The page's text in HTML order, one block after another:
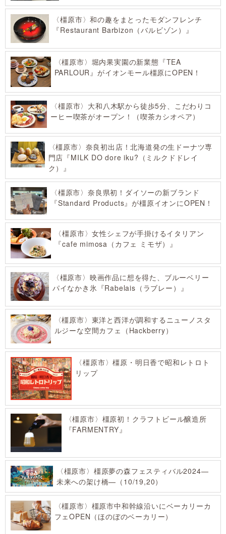
〈橿原市〉和の趣をまとったモダンフレンチ
『Restaurant Barbizon（バルビゾン）』
〈橿原市〉堀内果実園の新業態『TEA
PARLOUR』がイオンモール橿原にOPEN！
〈橿原市〉大和八木駅から徒歩5分、こだわりコ
ーヒー喫茶がオープン！（喫茶カシオペア）
〈橿原市〉奈良初出店！北海道発の生ドーナツ専
門店『MILK DO dore iku?（ミルクドドレイ
ク）』
〈橿原市〉奈良県初！ダイソーの新ブランド
『Standard Products』が橿原イオンにOPEN！
〈橿原市〉女性シェフが手掛けるイタリアン
『cafe mimosa（カフェ ミモザ）』
〈橿原市〉映画作品に想を得た、ブルーベリー
パイなかき氷『Rabelais（ラブレー）』
〈橿原市〉東洋と西洋が調和するニューノスタ
ルジーな空間カフェ（Hackberry）
〈橿原市〉橿原・明日香で昭和レトロト
リップ
〈橿原市〉橿原初！クラフトビール醸造所
『FARMENTRY』
〈橿原市〉橿原夢の森フェスティバル2024—
未来への架け橋—（10/19,20）
〈橿原市〉橿原市中和幹線沿いにベーカリーカ
フェOPEN（ほのぼのベーカリー）